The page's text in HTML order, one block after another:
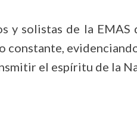
y solistas de la
constante,
el espíritu de la